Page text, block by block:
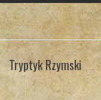
Tryptyk Rzymski